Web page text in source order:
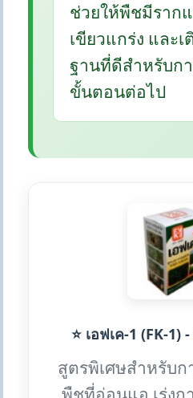
ช่วยให้พืชมีราก
เขียวแกร่ง และเ
ฐานที่ดีสำหรับก
ขั้นตอนต่อไป
⭐ เอฟเค-1 (FK-1)
สูตรพิเศษสำหรับ